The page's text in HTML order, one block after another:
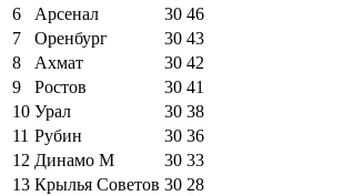
6
Арсенал 30 46
7
Оренбург 30 43
8
Ахмат 30 42
9
Ростов 30 41
10 Урал 30 38
11 Рубин 30 36
12 Динамо М 30 33
13 Крылья Советов 30 28